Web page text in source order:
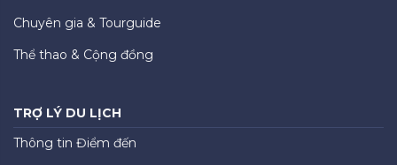
Chuyên gia & Tourguide
Thể thao & Cộng đồng
TRỢ LÝ DU LỊCH
Thông tin Điểm đến